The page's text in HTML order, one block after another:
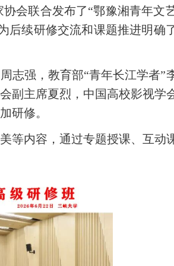
会联合发布了“鄂豫湘青年文
后续研修交流和课题推进明确
志强，教育部“青年长江学者”
副主席夏烈，中国高校影视学
研修。
等内容，通过专题授课、互动